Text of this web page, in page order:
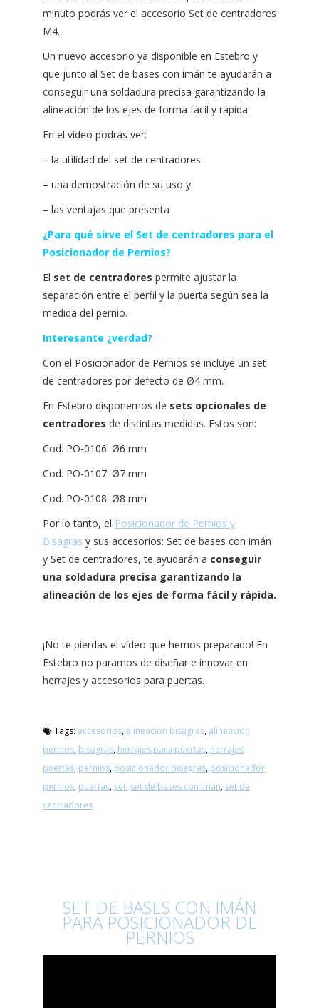
minuto podrás ver el accesorio Set de centradores
M4.
Un nuevo accesorio ya disponible en Estebro y
que junto al Set de bases con imán te ayudarán a
conseguir una soldadura precisa garantizando la
alineación de los ejes de forma fácil y rápida.
En el vídeo podrás ver:
– la utilidad del set de centradores
– una demostración de su uso y
– las ventajas que presenta
¿Para qué sirve el Set de centradores para el
Posicionador de Pernios?
El set de centradores permite ajustar la
separación entre el perfil y la puerta según sea la
medida del pernio.
Interesante ¿verdad?
Con el Posicionador de Pernios se incluye un set
de centradores por defecto de Ø4 mm.
En Estebro disponemos de sets opcionales de
centradores de distintas medidas. Estos son:
Cod. PO-0106: Ø6 mm
Cod. PO-0107: Ø7 mm
Cod. PO-0108: Ø8 mm
Por lo tanto, el Posicionador de Pernios y
Bisagras y sus accesorios: Set de bases con imán
y Set de centradores, te ayudarán a conseguir
una soldadura precisa garantizando la
alineación de los ejes de forma fácil y rápida.
¡No te pierdas el vídeo que hemos preparado! En
Estebro no paramos de diseñar e innovar en
herrajes y accesorios para puertas.
Tags: accesorios, alineacion bisagras, alineacion
pernios, bisagras, herrajes para puertas, herrajes
puertas, pernios, posicionador bisagras, posicionador
pernios, puertas, set, set de bases con imán, set de
centradores
SET DE BASES CON IMÁN
PARA POSICIONADOR DE
PERNIOS